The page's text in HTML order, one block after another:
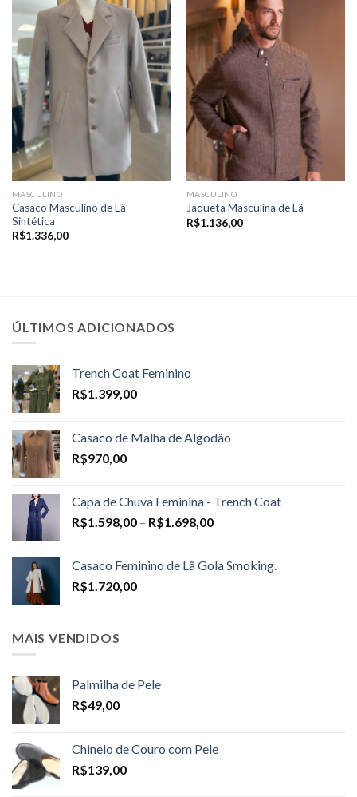
MASCULINO
Casaco Masculino de Lã
Sintética
R$1.336,00
MASCULINO
Jaqueta Masculina de Lã
R$1.136,00
ÚLTIMOS ADICIONADOS
Trench Coat Feminino
R$1.399,00
Casaco de Malha de Algodão
R$970,00
Capa de Chuva Feminina - Trench Coat
R$1.598,00 – R$1.698,00Price
through
Casaco Feminino de Lã Gola Smoking.
R$1.720,00
MAIS VENDIDOS
Palmilha de Pele
R$49,00
Chinelo de Couro com Pele
R$139,00